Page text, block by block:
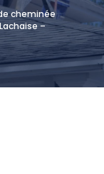
cheminée
–